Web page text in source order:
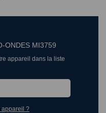
ONDES MI3759
appareil dans la liste
appareil ?